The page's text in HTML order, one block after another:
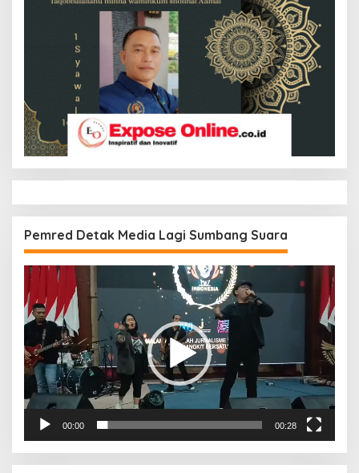
Pemred Detak Media Lagi Sumbang Suara
Pemutar
00:00 00:28